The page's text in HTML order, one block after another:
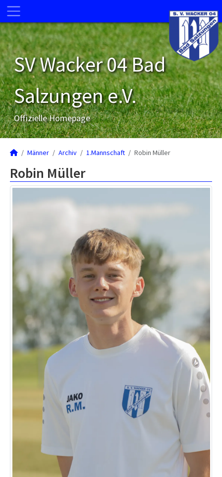
SV Wacker 04 Bad
Salzungen e.V.
Offizielle Homepage
Männer Archiv 1.Mannschaft Robin Müller
Robin Müller